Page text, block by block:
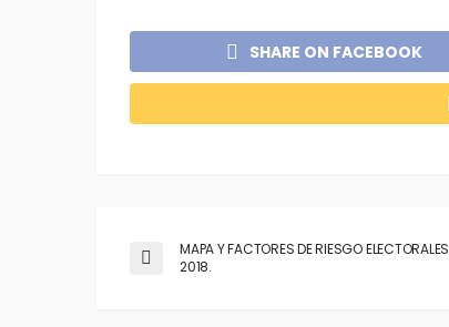
SHARE ON FACEBOOK
MAPA Y FACTORES DE RIESGO ELECTORALES
2018.